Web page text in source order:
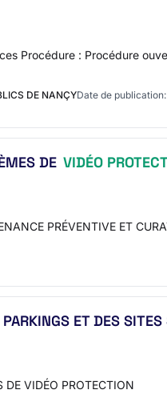
Procédure : Procédure
DE NANÇYDate de publication:
DE VIDÉO
PRÉVENTIVE ET
ET DES
VIDÉO PROTECTION